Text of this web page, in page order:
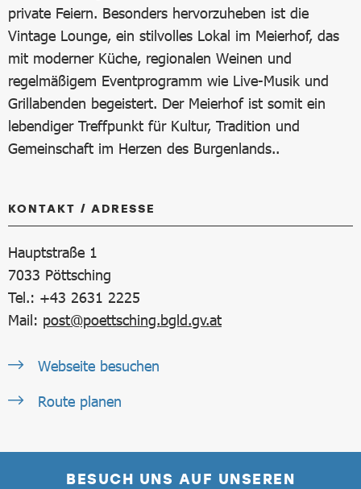
private Feiern. Besonders hervorzuheben ist die
Vintage Lounge, ein stilvolles Lokal im Meierhof, das
mit moderner Küche, regionalen Weinen und
regelmäßigem Eventprogramm wie Live-Musik und
Grillabenden begeistert. Der Meierhof ist somit ein
lebendiger Treffpunkt für Kultur, Tradition und
Gemeinschaft im Herzen des Burgenlands..
KONTAKT / ADRESSE
Hauptstraße 1
7033 Pöttsching
Tel.: +43 2631 2225
Mail: post@poettsching.bgld.gv.at
Webseite besuchen
Route planen
BESUCH UNS AUF UNSEREN